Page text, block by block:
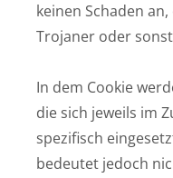
keinen Schaden
Trojaner oder
In dem Cookie
die sich jeweils im
spezifisch
bedeutet jedoch